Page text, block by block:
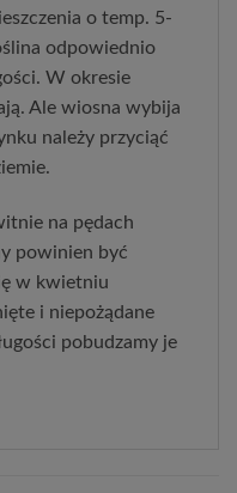
o temp. 5-
odpowiednio
W okresie
Ale wiosna wybija
należy przyciąć
na pędach
powinien być
w kwietniu
i niepożądane
pobudzamy je